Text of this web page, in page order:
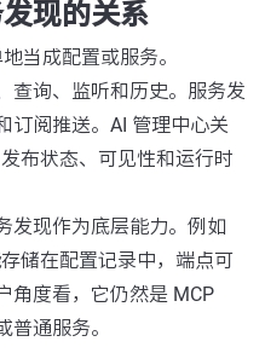
现的关系
当成配置或服务。
查询、监听和历史。服务发
订阅推送。AI 管理中心关
布状态、可见性和运行时
发现作为底层能力。例如
储在配置记录中，端点可
角度看，它仍然是 MCP
普通服务。